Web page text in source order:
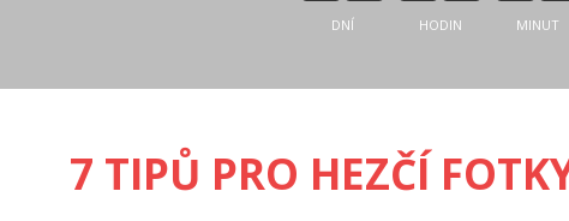
DNÍ HODIN MINUT
7 TIPŮ PRO HEZČÍ